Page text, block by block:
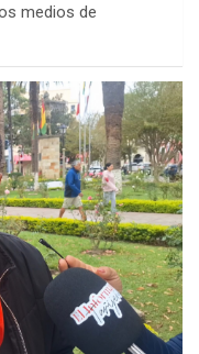
medios de